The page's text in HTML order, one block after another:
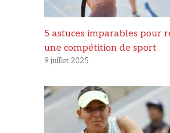
5 astuces imparables pour
une compétition de sport
9 juillet 2025